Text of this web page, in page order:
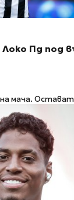
Пд под
на мача.